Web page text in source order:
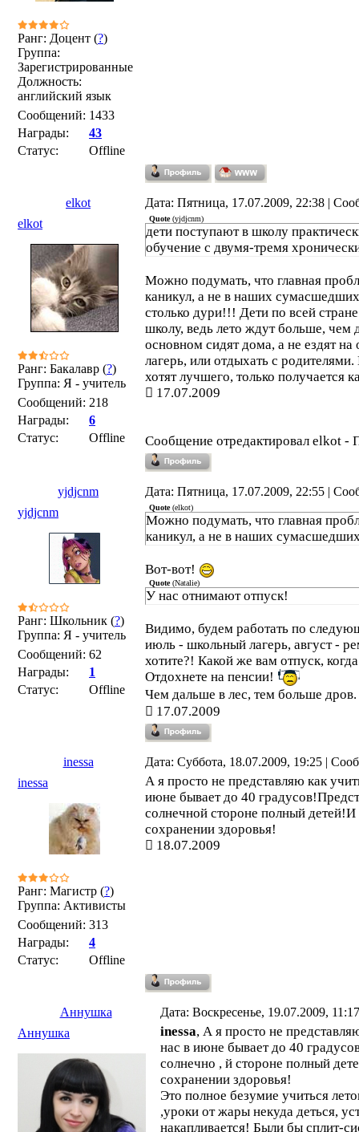
Ранг: Доцент (?)
Группа:
Зарегистрированные
Должность:
английский язык
Сообщений: 1433
Награды:
43
Статус:
Offline
elkot
Дата: Пятница, 17.07.2009, 22:38 |
elkot
Ранг: Бакалавр (?)
Группа: Я - учитель
Сообщений: 218
Награды:
6
Статус:
Offline
Quote(yjdjcnm)
дети поступают в школу
обучение с двумя-тремя
Можно подумать, что главная
каникул, а не в наших
столько дури!!! Дети по всей
школу, ведь лето ждут больше, чем
основном сидят дома, а не ездят
лагерь, или отдыхать с
хотят лучшего, только получается
17.07.2009
Сообщение отредактировал elkot -
yjdjcnm
Дата: Пятница, 17.07.2009, 22:55 |
yjdjcnm
Ранг: Школьник (?)
Группа: Я - учитель
Сообщений: 62
Награды:
1
Статус:
Offline
Quote(elkot)
Можно подумать, что главная
каникул, а не в наших
Вот-вот!
Quote(Natalie)
У нас отнимают отпуск!
Видимо, будем работать по
июль - школьный лагерь, август -
хотите?! Какой же вам отпуск,
Отдохнете на пенсии!
Чем дальше в лес, тем больше дров.
17.07.2009
inessa
Дата: Суббота, 18.07.2009, 19:25 |
inessa
Ранг: Магистр (?)
Группа: Активисты
Сообщений: 313
Награды:
4
Статус:
Offline
А я просто не представляю как
июне бывает до 40
солнечной стороне полный
сохранении здоровья!
18.07.2009
Аннушка
Дата: Воскресенье, 19.07.2009,
Аннушка
inessa, А я просто не
нас в июне бывает до 40
солнечно , й стороне полный
сохранении здоровья!
Это полное безумие учиться
,уроки от жары некуда деться,
накапливается! Были бы сплит-